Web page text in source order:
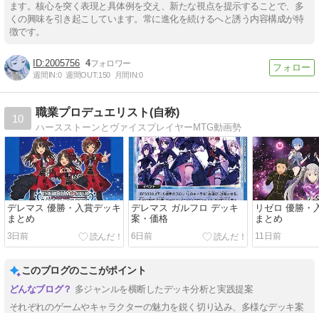
ます。核心を突く表現と具体例を交え、新たな視点を提示することで、多
くの興味を引き起こしています。常に進化を続けるへと誘う内容構成が特
徴です。
2005756 4
週間IN:0 週間OUT:150 月間IN:0
10
職業プロデュエリスト(自称)
ハースストーンとヴァイスプレイヤーMTG動画勢
デレマス 優勝・入賞デッキ
まとめ
3日前
デレマス ガルフロ デッキ
案・価格
6日前
リゼロ 優勝・
まとめ
11日前
このブログのここがポイント
多ジャンルを横断したデッキ分析と実践提案
それぞれのゲームやキャラクターの魅力を鋭く切り込み、多様なデッキ案